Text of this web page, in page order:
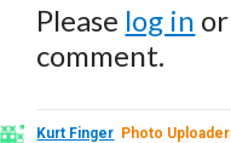
Please log in or
comment.
Kurt Finger Photo Uploader